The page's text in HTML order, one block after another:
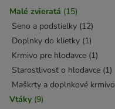
Malé zvieratá (15)
Seno a podstielky (12)
Doplnky do klietky (1)
Krmivo pre hlodavce (1)
Starostlivosť o hlodavce (1)
Maškrty a doplnkové krmivo
Vtáky (9)